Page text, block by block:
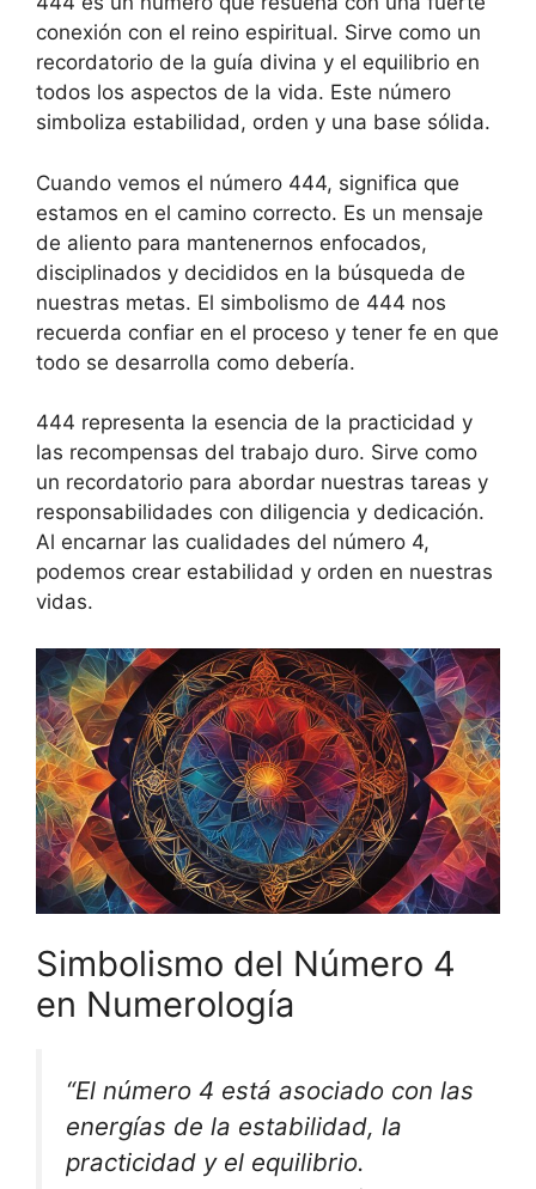
conexión con el reino espiritual. Sirve como un
recordatorio de la guía divina y el equilibrio en
todos los aspectos de la vida. Este número
simboliza estabilidad, orden y una base sólida.
Cuando vemos el número 444, significa que
estamos en el camino correcto. Es un mensaje
de aliento para mantenernos enfocados,
disciplinados y decididos en la búsqueda de
nuestras metas. El simbolismo de 444 nos
recuerda confiar en el proceso y tener fe en que
todo se desarrolla como debería.
444 representa la esencia de la practicidad y
las recompensas del trabajo duro. Sirve como
un recordatorio para abordar nuestras tareas y
responsabilidades con diligencia y dedicación.
Al encarnar las cualidades del número 4,
podemos crear estabilidad y orden en nuestras
vidas.
Simbolismo del Número 4
en Numerología
“El número 4 está asociado con las
energías de la estabilidad, la
practicidad y el equilibrio.